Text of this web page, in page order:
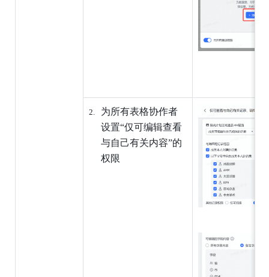
为所有表格协作者
设置“仅可编辑查看
与自己有关内容”的
权限